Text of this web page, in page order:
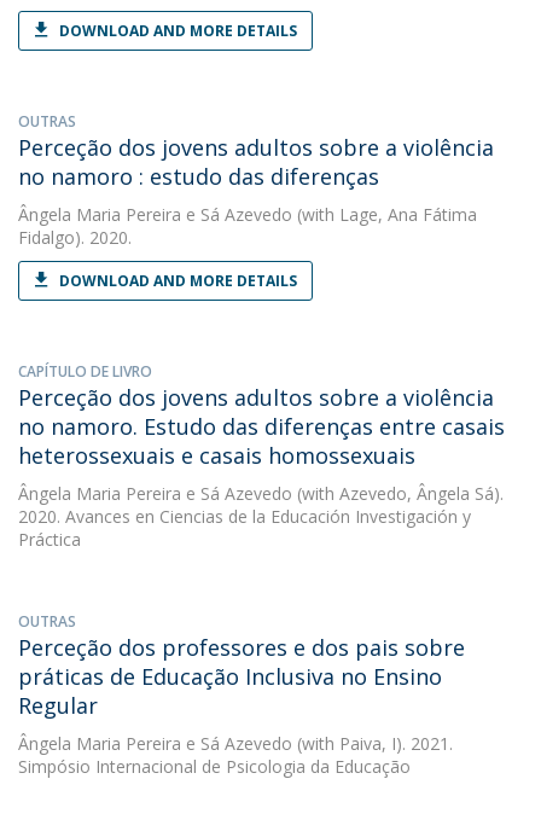
DOWNLOAD AND MORE DETAILS
OUTRAS
Perceção dos jovens adultos sobre a violência
no namoro : estudo das diferenças
Ângela Maria Pereira e Sá Azevedo (with Lage, Ana Fátima
Fidalgo). 2020.
DOWNLOAD AND MORE DETAILS
CAPÍTULO DE LIVRO
Perceção dos jovens adultos sobre a violência
no namoro. Estudo das diferenças entre casais
heterossexuais e casais homossexuais
Ângela Maria Pereira e Sá Azevedo (with Azevedo, Ângela Sá).
2020. Avances en Ciencias de la Educación Investigación y
Práctica
OUTRAS
Perceção dos professores e dos pais sobre
práticas de Educação Inclusiva no Ensino
Regular
Ângela Maria Pereira e Sá Azevedo (with Paiva, I). 2021.
Simpósio Internacional de Psicologia da Educação